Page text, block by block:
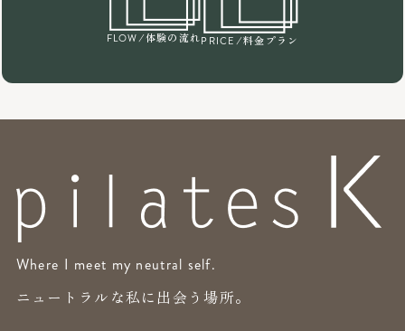
FLOW /体験の流れPRICE /料金プラン
Where I meet my neutral self.
ニュートラルな私に出会う場所。